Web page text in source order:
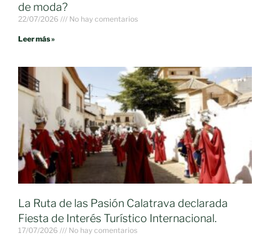
de moda?
22/07/2026 No hay comentarios
Leer más »
La Ruta de las Pasión Calatrava declarada
Fiesta de Interés Turístico Internacional.
17/07/2026 No hay comentarios